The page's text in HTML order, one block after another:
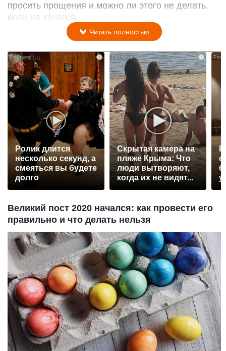
просить прощения и можно ли этого не делать,
если не хочется.
Читать полностью
Ролик длится
несколько секунд, а
смеяться вы будете
долго
i
Скрытая камера на
пляже Крыма: Что
люди вытворяют,
когда их не видят...
Великий пост 2020 начался: как провести его
правильно и что делать нельзя